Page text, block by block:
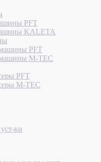
PFT
KALETA
PFT
M-TEC
PFT
M-TEC
ки